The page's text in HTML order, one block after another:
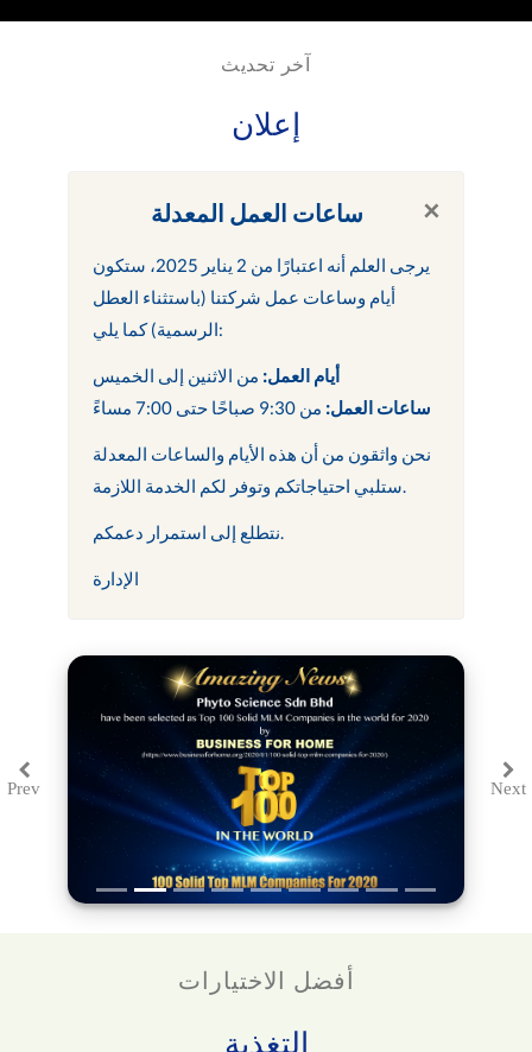
آخر تحديث
إعلان
× ساعات العمل المعدلة
يرجى العلم أنه اعتبارًا من 2 يناير 2025، ستكون
أيام وساعات عمل شركتنا (باستثناء العطل
الرسمية) كما يلي:
أيام العمل: من الاثنين إلى الخميس
ساعات العمل: من 9:30 صباحًا حتى 7:00 مساءً
نحن واثقون من أن هذه الأيام والساعات المعدلة
ستلبي احتياجاتكم وتوفر لكم الخدمة اللازمة.
نتطلع إلى استمرار دعمكم.
الإدارة
PrevPrevious Next
أفضل الاختيارات
التغذية